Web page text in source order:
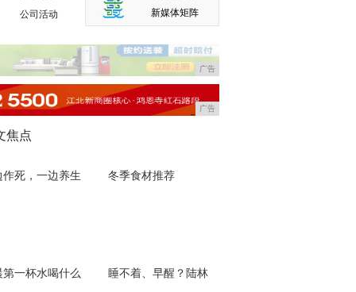
公司活动
新媒体矩阵
广告
广告
焦点
作死，一边养生 冬季食材推荐
第一杯水喝什么 睡不着、早醒？陆林